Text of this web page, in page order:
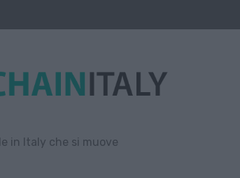
in Italy che si muove